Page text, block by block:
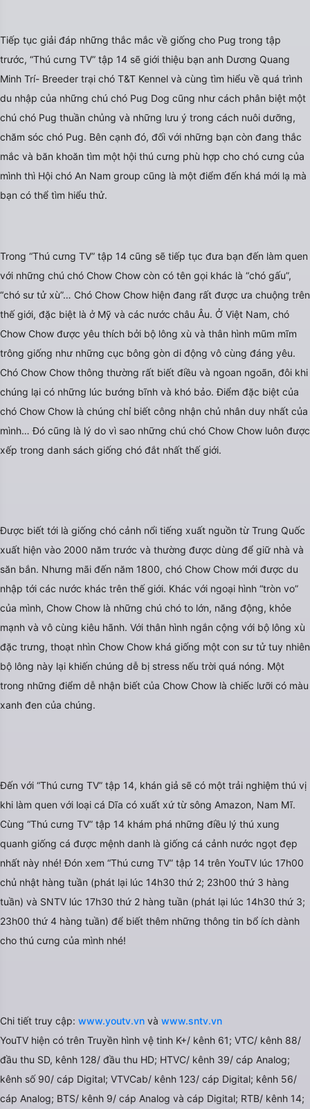
Tiếp tục giải đáp những thắc mắc về giống cho Pug trong tập
trước, “Thú cưng TV” tập 14 sẽ giới thiệu bạn anh Dương Quang
Minh Trí- Breeder trại chó T&T Kennel và cùng tìm hiểu về quá trình
du nhập của những chú chó Pug Dog cũng như cách phân biệt một
chú chó Pug thuần chủng và những lưu ý trong cách nuôi dưỡng,
chăm sóc chó Pug. Bên cạnh đó, đối với những bạn còn đang thắc
mắc và băn khoăn tìm một hội thú cưng phù hợp cho chó cưng của
mình thì Hội chó An Nam group cũng là một điểm đến khá mới lạ mà
bạn có thể tìm hiểu thử.
Trong “Thú cưng TV” tập 14 cũng sẽ tiếp tục đưa bạn đến làm quen
với những chú chó Chow Chow còn có tên gọi khác là “chó gấu”,
“chó sư tử xù”… Chó Chow Chow hiện đang rất được ưa chuộng trên
thế giới, đặc biệt là ở Mỹ và các nước châu Âu. Ở Việt Nam, chó
Chow Chow được yêu thích bởi bộ lông xù và thân hình mũm mĩm
trông giống như những cục bông gòn di động vô cùng đáng yêu.
Chó Chow Chow thông thường rất biết điều và ngoan ngoãn, đôi khi
chúng lại có những lúc bướng bĩnh và khó bảo. Điểm đặc biệt của
chó Chow Chow là chúng chỉ biết công nhận chủ nhân duy nhất của
mình… Đó cũng là lý do vì sao những chú chó Chow Chow luôn được
xếp trong danh sách giống chó đắt nhất thế giới.
Được biết tới là giống chó cảnh nổi tiếng xuất nguồn từ Trung Quốc
xuất hiện vào 2000 năm trước và thường được dùng để giữ nhà và
săn bắn. Nhưng mãi đến năm 1800, chó Chow Chow mới được du
nhập tới các nước khác trên thế giới. Khác với ngoại hình “tròn vo”
của mình, Chow Chow là những chú chó to lớn, năng động, khỏe
mạnh và vô cùng kiêu hãnh. Với thân hình ngắn cộng với bộ lông xù
đặc trưng, thoạt nhìn Chow Chow khá giống một con sư tử tuy nhiên
bộ lông này lại khiến chúng dễ bị stress nếu trời quá nóng. Một
trong những điểm dễ nhận biết của Chow Chow là chiếc lưỡi có màu
xanh đen của chúng.
Đến với “Thú cưng TV” tập 14, khán giả sẽ có một trải nghiệm thú vị
khi làm quen với loại cá Dĩa có xuất xứ từ sông Amazon, Nam Mĩ.
Cùng “Thú cưng TV” tập 14 khám phá những điều lý thú xung
quanh giống cá được mệnh danh là giống cá cảnh nước ngọt đẹp
nhất này nhé! Đón xem “Thú cưng TV” tập 14 trên YouTV lúc 17h00
chủ nhật hàng tuần (phát lại lúc 14h30 thứ 2; 23h00 thứ 3 hàng
tuần) và SNTV lúc 17h30 thứ 2 hàng tuần (phát lại lúc 14h30 thứ 3;
23h00 thứ 4 hàng tuần) để biết thêm những thông tin bổ ích dành
cho thú cưng của mình nhé!
Chi tiết truy cập: www.youtv.vn và www.sntv.vn
YouTV hiện có trên Truyền hình vệ tinh K+/ kênh 61; VTC/ kênh 88/
đầu thu SD, kênh 128/ đầu thu HD; HTVC/ kênh 39/ cáp Analog;
kênh số 90/ cáp Digital; VTVCab/ kênh 123/ cáp Digital; kênh 56/
cáp Analog; BTS/ kênh 9/ cáp Analog và cáp Digital; RTB/ kênh 14;